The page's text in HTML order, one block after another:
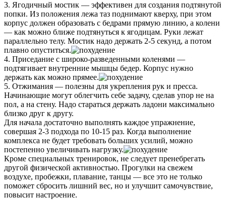
3. Ягодичный мостик — эффективен для создания подтянутой
попки. Из положения лежа таз поднимают кверху, при этом
корпус должен образовать с бедрами прямую линию, а колени
— как можно ближе подтянуться к ягодицам. Руки лежат
параллельно телу. Мостик надо держать 2-5 секунд, а потом
плавно опуститься.
4. Приседание с широко-разведенными коленями —
подтягивает внутренние мышцы бедер. Корпус нужно
держать как можно прямее.
5. Отжимания — полезны для укрепления рук и пресса.
Начинающие могут облегчить себе задачу, сделав упор не на
пол, а на стену. Надо стараться держать ладони максимально
близко друг к другу.
Для начала достаточно выполнять каждое упражнение,
совершая 2-3 подхода по 10-15 раз. Когда выполнение
комплекса не будет требовать больших усилий, можно
постепенно увеличивать нагрузку.
Кроме специальных тренировок, не следует пренебрегать
другой физической активностью. Прогулки на свежем
воздухе, пробежки, плавание, танцы — все это не только
поможет сбросить лишний вес, но и улучшит самочувствие,
повысит настроение.